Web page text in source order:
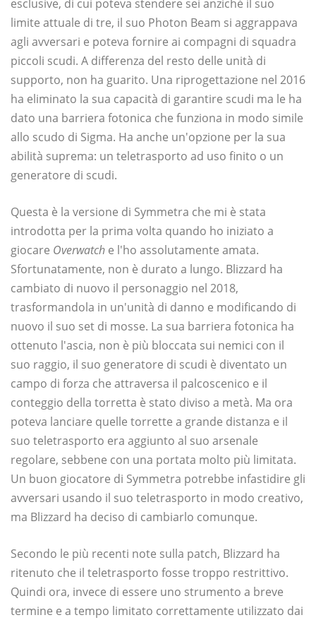
esclusive, di cui poteva stendere sei anziché il suo
limite attuale di tre, il suo Photon Beam si aggrappava
agli avversari e poteva fornire ai compagni di squadra
piccoli scudi. A differenza del resto delle unità di
supporto, non ha guarito. Una riprogettazione nel 2016
ha eliminato la sua capacità di garantire scudi ma le ha
dato una barriera fotonica che funziona in modo simile
allo scudo di Sigma. Ha anche un'opzione per la sua
abilità suprema: un teletrasporto ad uso finito o un
generatore di scudi.
Questa è la versione di Symmetra che mi è stata
introdotta per la prima volta quando ho iniziato a
giocare Overwatch e l'ho assolutamente amata.
Sfortunatamente, non è durato a lungo. Blizzard ha
cambiato di nuovo il personaggio nel 2018,
trasformandola in un'unità di danno e modificando di
nuovo il suo set di mosse. La sua barriera fotonica ha
ottenuto l'ascia, non è più bloccata sui nemici con il
suo raggio, il suo generatore di scudi è diventato un
campo di forza che attraversa il palcoscenico e il
conteggio della torretta è stato diviso a metà. Ma ora
poteva lanciare quelle torrette a grande distanza e il
suo teletrasporto era aggiunto al suo arsenale
regolare, sebbene con una portata molto più limitata.
Un buon giocatore di Symmetra potrebbe infastidire gli
avversari usando il suo teletrasporto in modo creativo,
ma Blizzard ha deciso di cambiarlo comunque.
Secondo le più recenti note sulla patch, Blizzard ha
ritenuto che il teletrasporto fosse troppo restrittivo.
Quindi ora, invece di essere uno strumento a breve
termine e a tempo limitato correttamente utilizzato dai